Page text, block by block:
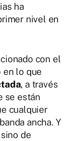
ha
nivel en
con el
en lo que
, a través
se están
cualquier
ancha. Y
de